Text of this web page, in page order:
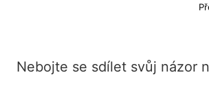
Nebojte se sdílet svůj názor